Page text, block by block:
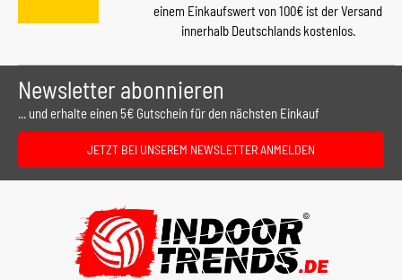
einem Einkaufswert von 100€ ist der Versand
innerhalb Deutschlands kostenlos.
Newsletter abonnieren
... und erhalte einen 5€ Gutschein für den nächsten Einkauf
JETZT BEI UNSEREM NEWSLETTER ANMELDEN